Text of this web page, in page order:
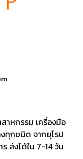
าหกรรม เครื่องมือ
ทุกชนิด จากยุโรป
ส่งได้ใน 7-14 วัน